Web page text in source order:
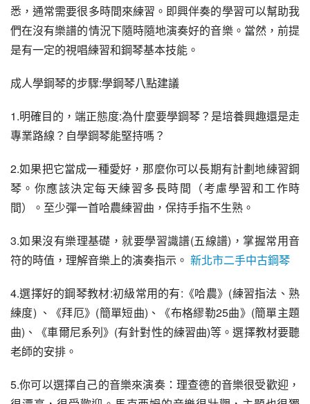
悉，通常需要很多時間來練習。即興伴奏的學習可以幫助我
們在沒有樂譜的情況下隨時隨地演奏好的音樂。當然，前提
是有一定的視唱練習和鋼琴基本技能。
成人學鋼琴的步驟:學鋼琴八點建議
1.明確目的，端正態度:為什麼要學鋼琴？是培養興趣還是走
專業路線？自學鋼琴能堅持嗎？
2.如果把它當成一種愛好，那麼你可以長期有計劃地練習鋼
琴。你應該決定每天練習多長時間（考慮學習和工作時
間）。至少彈一首哈農練習曲，保持手指不生熟。
3.如果沒有樂理基礎，就要學習識譜(五線譜)，掌握常用音
符的時值，理解音樂上的演奏指示。 新北市二手中古鋼琴
4.選擇好的鋼琴教材:初級常用的有:《哈農》(練習指法、熟
練度) 、《拜厄》(簡單短曲)、《布格繆勒25曲》(簡單主題
曲)、《車爾尼系列》(有針對性的練習曲)等。選擇教材要聽
老師的安排。
5.你可以選擇自己的音樂來演奏：理查德的音樂很受歡迎，